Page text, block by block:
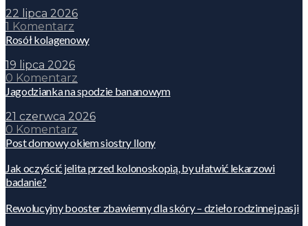
22 lipca 2026
1 Komentarz
Rosół kolagenowy
19 lipca 2026
0 Komentarz
Jagodzianka na spodzie bananowym
21 czerwca 2026
0 Komentarz
Post domowy okiem siostry Ilony
Jak oczyścić jelita przed kolonoskopią, by ułatwić lekarzowi
badanie?
Rewolucyjny booster zbawienny dla skóry – dzieło rodzinnej pasji